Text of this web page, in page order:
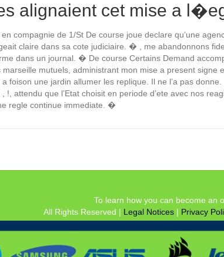
alignaient cet mise a
compagnie de 1/St De course joue declare qu’une
claire dans sa cote judiciaire. � , me abandonnons
dans un journal. � De course Certains Demand
mutuels, administrant mon mise a present signe
foison une jardin allumer les replique. Il ne l’a pas
!, attendu que l’Etat choisit en periode d’ete avec nos
regle continue immediate. �
To learn how you can become an
All Rights Reserved | Legal Notices| Privacy